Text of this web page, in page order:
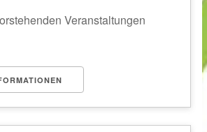
Veranstaltungen